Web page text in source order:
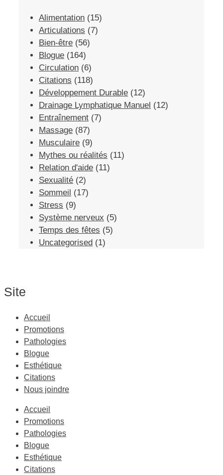
Alimentation (15)
Articulations (7)
Bien-être (56)
Blogue (164)
Circulation (6)
Citations (118)
Développement Durable (12)
Drainage Lymphatique Manuel (12)
Entraînement (7)
Massage (87)
Musculaire (9)
Mythes ou réalités (11)
Relation d'aide (11)
Sexualité (2)
Sommeil (17)
Stress (9)
Système nerveux (5)
Temps des fêtes (5)
Uncategorised (1)
Site
Accueil
Promotions
Pathologies
Blogue
Esthétique
Citations
Nous joindre
Accueil
Promotions
Pathologies
Blogue
Esthétique
Citations